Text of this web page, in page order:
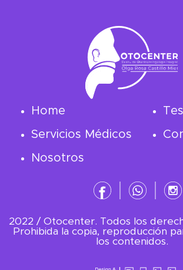
Home
Servicios Médicos
Nosotros
2022 / Otocenter. Todos los
Prohibida la copia, reproducción
los contenidos.